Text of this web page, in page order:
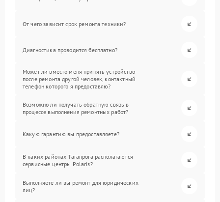
От чего зависит срок ремонта техники?
Диагностика проводится бесплатно?
Может ли вместо меня принять устройство
после ремонта другой человек, контактный
телефон которого я предоставлю?
Возможно ли получать обратную связь в
процессе выполнения ремонтных работ?
Какую гарантию вы предоставляете?
В каких районах Таганрога располагаются
сервисные центры Polaris?
Выполняете ли вы ремонт для юридических
лиц?